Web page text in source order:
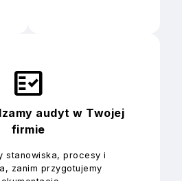
fact_check
audyt w Twojej
firmie
stanowiska, procesy i
zanim przygotujemy